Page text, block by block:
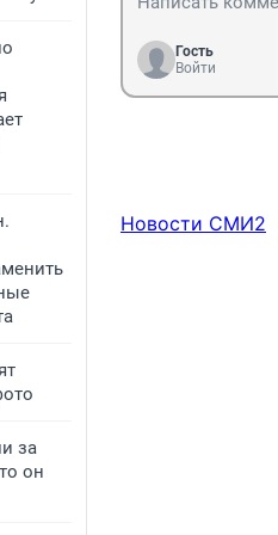
за
он
Гость
Войти
Новости СМИ2